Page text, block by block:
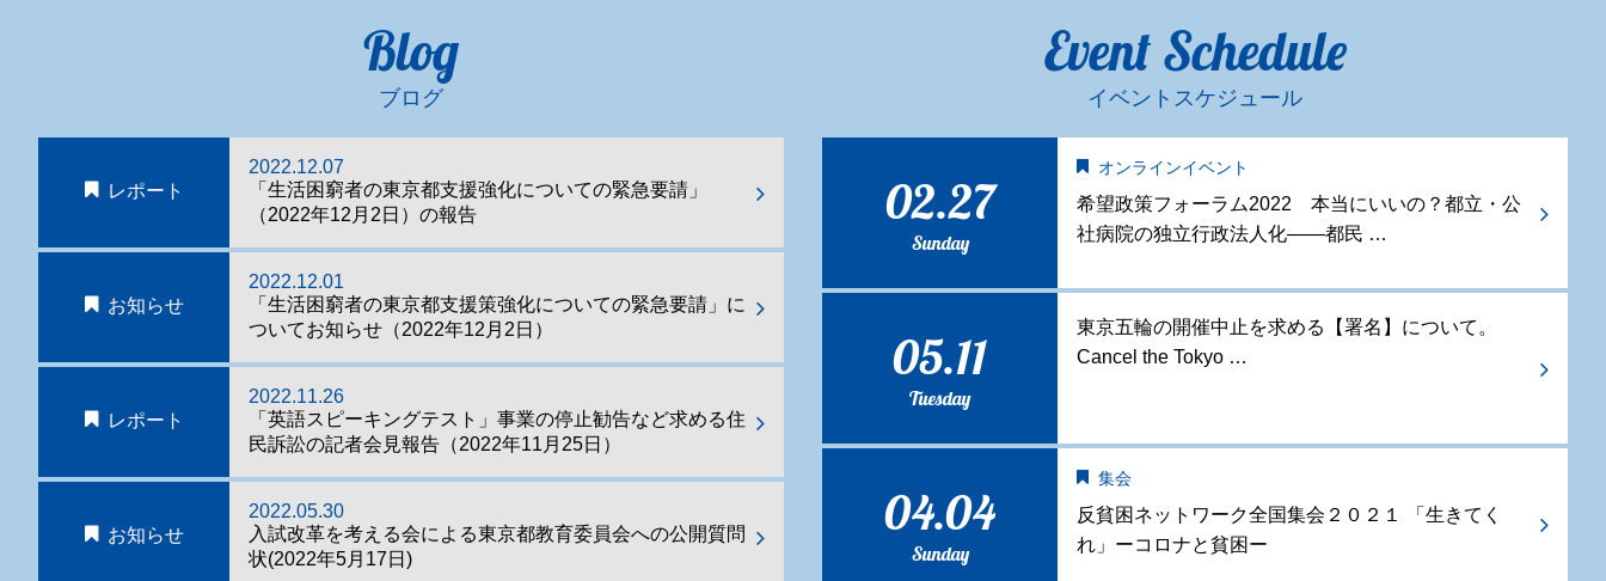
Blog
ブログ
レポート
2022.12.07
「生活困窮者の東京都支援強化についての緊急要請」
（2022年12月2日）の報告
お知らせ
2022.12.01
「生活困窮者の東京都支援策強化についての緊急要請」に
ついてお知らせ（2022年12月2日）
レポート
2022.11.26
「英語スピーキングテスト」事業の停止勧告など求める住
民訴訟の記者会見報告（2022年11月25日）
お知らせ
2022.05.30
入試改革を考える会による東京都教育委員会への公開質問
状(2022年5月17日)
Event Schedule
イベントスケジュール
02.27
Sunday
オンラインイベント
希望政策フォーラム2022 本当にいいの？都立・公
社病院の独立行政法人化——都民 …
05.11
Tuesday
東京五輪の開催中止を求める【署名】について。
Cancel the Tokyo …
04.04
Sunday
集会
反貧困ネットワーク全国集会２０２１ 「生きてく
れ」ーコロナと貧困ー